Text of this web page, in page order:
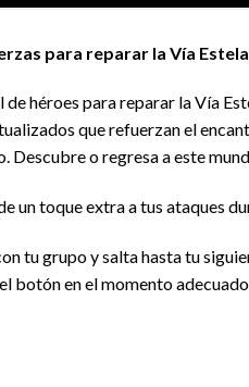
para reparar la Vía
de héroes para reparar la Vía
que refuerzan el
Descubre o regresa a este
un toque extra a tus ataques
tu grupo y salta hasta tu
botón en el momento